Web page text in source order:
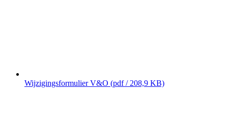
Wijzigingsformulier V&O (pdf / 208,9 KB)